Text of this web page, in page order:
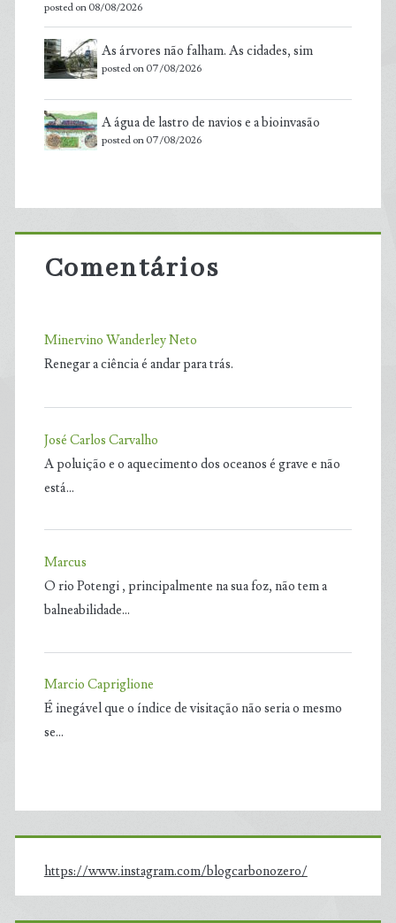
posted on 08/08/2026
As árvores não falham. As cidades, sim
posted on 07/08/2026
A água de lastro de navios e a bioinvasão
posted on 07/08/2026
Comentários
Minervino Wanderley Neto
Renegar a ciência é andar para trás.
José Carlos Carvalho
A poluição e o aquecimento dos oceanos é grave e não
está…
Marcus
O rio Potengi , principalmente na sua foz, não tem a
balneabilidade…
Marcio Capriglione
É inegável que o índice de visitação não seria o mesmo
se…
https://www.instagram.com/blogcarbonozero/